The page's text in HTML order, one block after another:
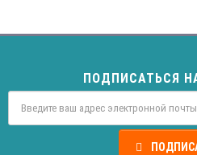
ПОДПИСАТЬСЯ